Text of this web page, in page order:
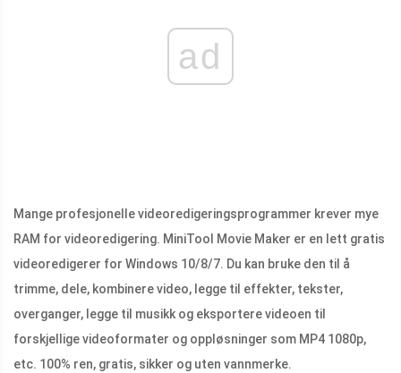
ad
Mange profesjonelle videoredigeringsprogrammer krever mye
RAM for videoredigering. MiniTool Movie Maker er en lett gratis
videoredigerer for Windows 10/8/7. Du kan bruke den til å
trimme, dele, kombinere video, legge til effekter, tekster,
overganger, legge til musikk og eksportere videoen til
forskjellige videoformater og oppløsninger som MP4 1080p,
etc. 100% ren, gratis, sikker og uten vannmerke.